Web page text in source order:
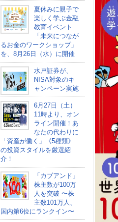
夏休みに親子で
楽しく学ぶ金融
教育イベント
「未来につなが
るお金のワークショップ」
を、8月26日（水）に開催
水戸証券が、
NISA対象のキ
ャンペーン実施
6月27日（土）
11時より、オン
ライン開催！あ
なたの代わりに
「資産が働く」《5種類》
の投資スタイルを厳選紹
介！
「カブアンド」
株主数が100万
人を突破 〜株
主数101万人、
国内第6位にランクイン〜